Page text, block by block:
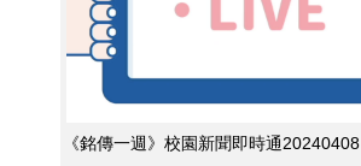
《銘傳一週》校園新聞即時通20240408